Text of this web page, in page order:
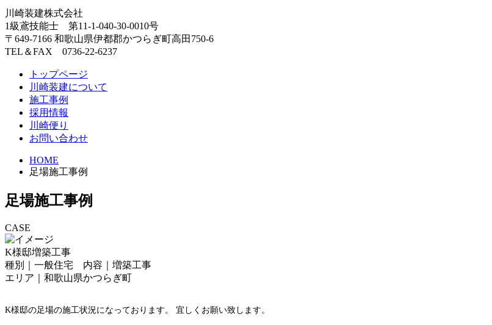
川崎装建株式会社
1級鳶技能士 第11-1-040-30-0010号
〒649-7166 和歌山県伊都郡かつらぎ町高田750-6
TEL＆FAX 0736-22-6237
トップページ
川崎装建について
施工事例
採用情報
川崎便り
お問い合わせ
HOME
足場施工事例
足場施工事例
CASE
K様邸増築工事
種別｜一般住宅 内容｜増築工事
エリア｜和歌山県かつらぎ町
K様邸の足場の施工状況になっております。 宜しくお願い致します。